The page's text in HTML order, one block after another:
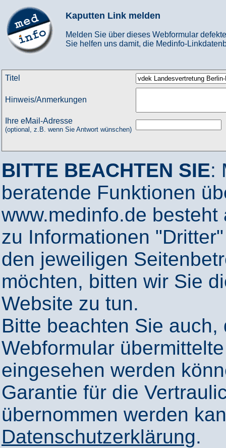
Kaputten Link melden
Melden Sie über dieses Webformular
Sie helfen uns damit, die Medinfo-
Titel
Hinweis/Anmerkungen
Ihre eMail-Adresse
(optional, z.B. wenn Sie Antwort wünschen)
BITTE BEACHTEN SIE:
beratende Funktionen
www.medinfo.de
zu Informationen
den jeweiligen
möchten, bitten wir Sie
Website zu tun.
Bitte beachten Sie
Webformular
eingesehen werden
Garantie für die
übernommen werden
Datenschutzerklärung.